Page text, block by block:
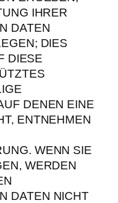
IHRER
DATEN
DIES
DIESE
DENEN EINE
ENTNEHMEN
WENN SIE
WERDEN
DATEN NICHT